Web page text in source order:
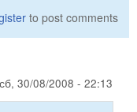
to post comments
сб, 30/08/2008 - 22:13